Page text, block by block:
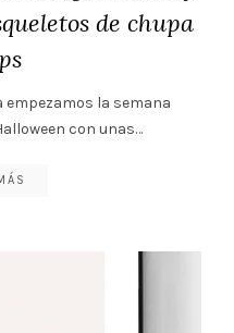
de chupa
empezamos la semana
con unas…